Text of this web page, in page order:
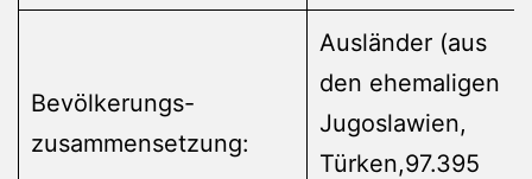
Bevölkerungs-
zusammensetzung:
Ausländer (aus
den ehemaligen
Jugoslawien,
Türken,97.395